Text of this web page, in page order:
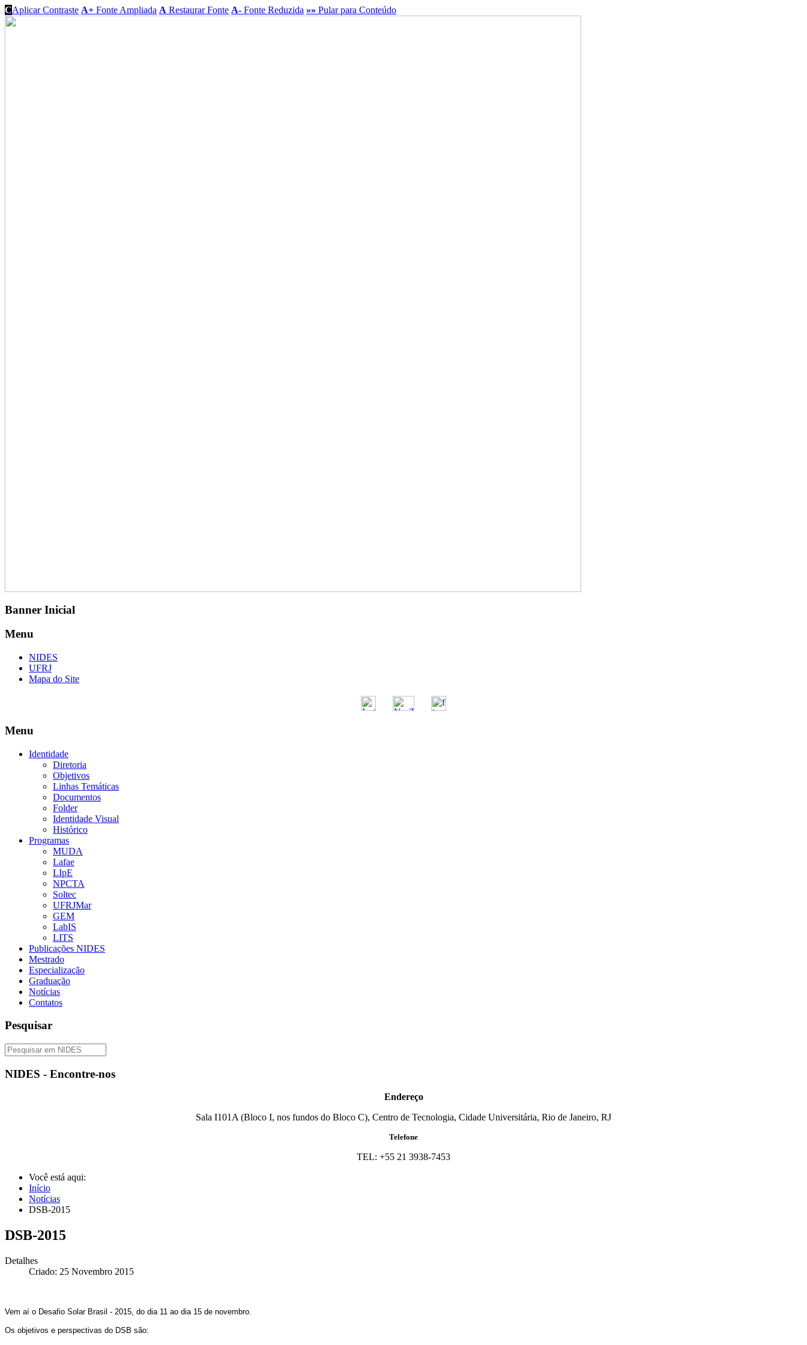
CAplicar Contraste A+ Fonte Ampliada A Restaurar Fonte A- Fonte Reduzida »» Pular para Conteúdo
Banner Inicial
Menu
NIDES
UFRJ
Mapa do Site
Menu
Identidade
Diretoria
Objetivos
Linhas Temáticas
Documentos
Folder
Identidade Visual
Histórico
Programas
MUDA
Lafae
LIpE
NPCTA
Soltec
UFRJMar
GEM
LabIS
LITS
Publicações NIDES
Mestrado
Especialização
Graduação
Notícias
Contatos
Pesquisar
NIDES - Encontre-nos
Endereço
Sala I101A (Bloco I, nos fundos do Bloco C), Centro de Tecnologia, Cidade Universitária, Rio de Janeiro, RJ
Telefone
TEL: +55 21 3938-7453
Você está aqui:
Início
Notícias
DSB-2015
DSB-2015
Detalhes
Criado: 25 Novembro 2015
Vem aí o Desafio Solar Brasil - 2015, do dia 11 ao dia 15 de novembro.
Os objetivos e perspectivas do DSB são: